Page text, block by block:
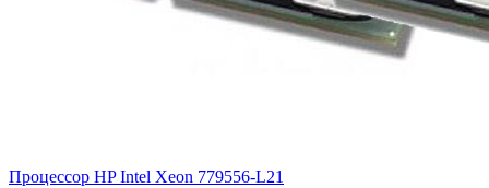
Процессор HP Intel Xeon 779556-L21